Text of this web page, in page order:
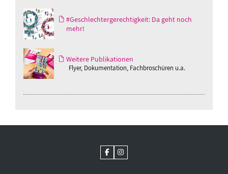
#Geschlechtergerechtigkeit: Da geht noch
mehr!
Weitere Publikationen
Flyer, Dokumentation, Fachbroschüren u.a.